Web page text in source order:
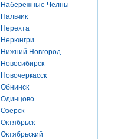
Набережные Челны
Нальчик
Нерехта
Нерюнгри
Нижний Новгород
Новосибирск
Новочеркасск
Обнинск
Одинцово
Озерск
Октябрьск
Октябрьский